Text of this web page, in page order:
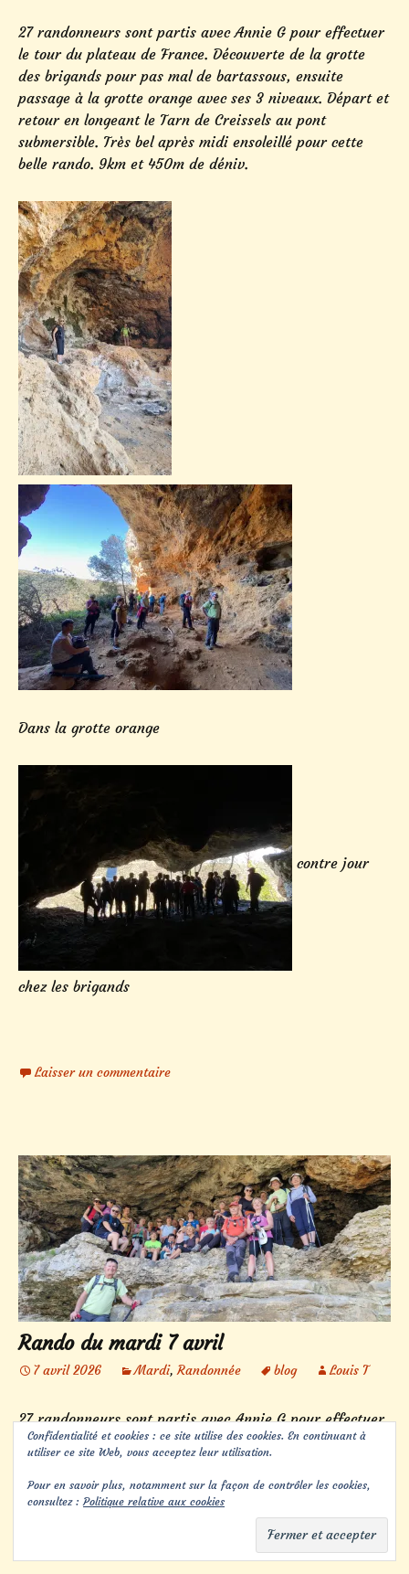
27 randonneurs sont partis avec Annie G pour effectuer
le tour du plateau de France. Découverte de la grotte
des brigands pour pas mal de bartassous, ensuite
passage à la grotte orange avec ses 3 niveaux. Départ et
retour en longeant le Tarn de Creissels au pont
submersible. Très bel après midi ensoleillé pour cette
belle rando. 9km et 450m de déniv.
Dans la grotte orange
contre jour
chez les brigands
Laisser un commentaire
Rando du mardi 7 avril
7 avril 2026 Mardi,Randonnée blog Louis T
27 randonneurs sont partis avec Annie G pour effectuer
le tour du plateau de France. Découverte de la grotte
des brigands pour pas mal de bartassous, ensuite
passage à la grotte orange avec ses 3 niveaux. Départ et
retour en longeant le Tarn de Creissels au pont
submersible. Très bel après midi ensoleillé pour cette
Confidentialité et cookies : ce site utilise des cookies. En continuant à
utiliser ce site Web, vous acceptez leur utilisation.
Pour en savoir plus, notamment sur la façon de contrôler les cookies,
consultez :Politique relative aux cookies